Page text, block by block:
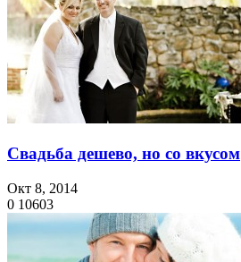
Свадьба дешево, но со вкусом
Окт 8, 2014
0 10603